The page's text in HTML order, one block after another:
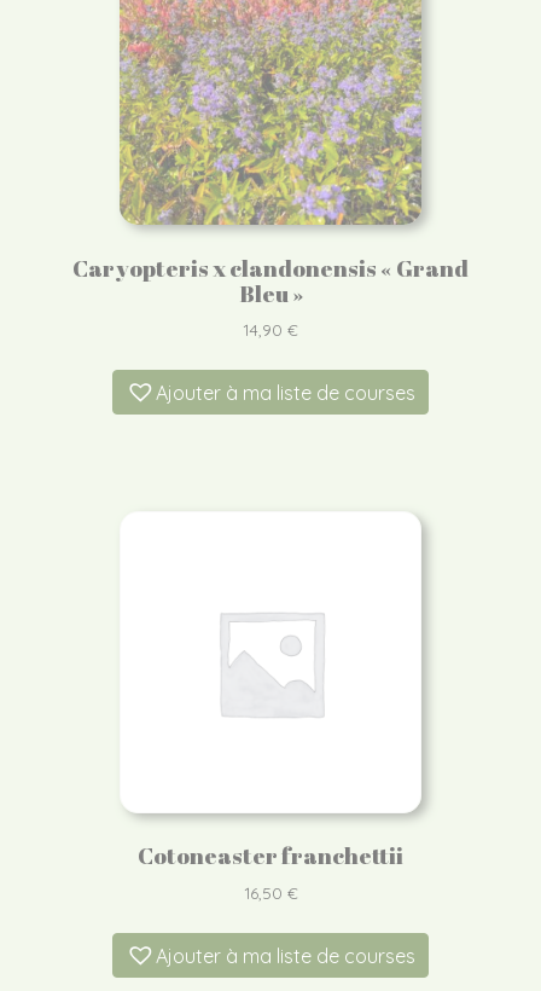
Caryopteris x clandonensis « Grand
Bleu »
14,90 €
Ajouter à ma liste de courses
Cotoneaster franchettii
16,50 €
Ajouter à ma liste de courses